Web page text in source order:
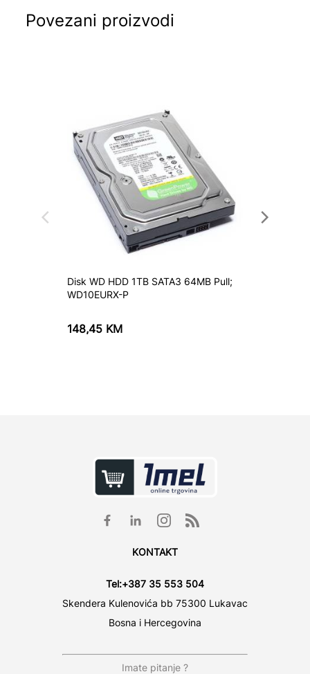
Povezani proizvodi
Disk WD HDD 1TB SATA3 64MB Pull;
WD10EURX-P
148,45 KM
KONTAKT
Tel:+387 35 553 504
Skendera Kulenovića bb 75300 Lukavac
Bosna i Hercegovina
Imate pitanje ?